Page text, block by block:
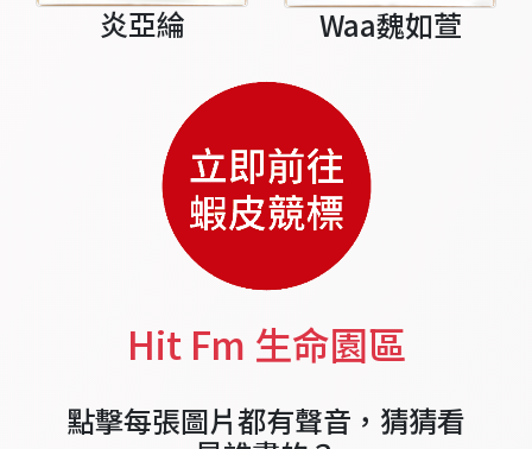
炎亞綸 Waa魏如萱
Hit Fm 生命園區
點擊每張圖片都有聲音，猜猜看